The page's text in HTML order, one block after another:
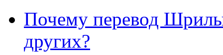
Почему перевод
других?